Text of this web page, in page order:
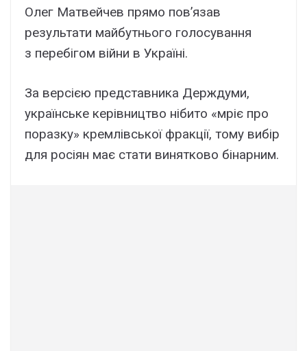
Олег Матвейчев прямо пов’язав
результати майбутнього голосування
з перебігом війни в Україні.
За версією представника Держдуми,
українське керівництво нібито «мріє про
поразку» кремлівської фракції, тому вибір
для росіян має стати винятково бінарним.